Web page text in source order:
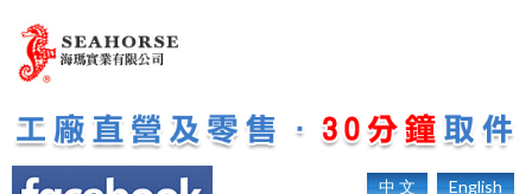
中 文
English